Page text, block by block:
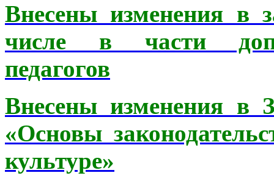
Внесены изменения в
числе в части
педагогов
Внесены изменения в
«Основы
культуре»